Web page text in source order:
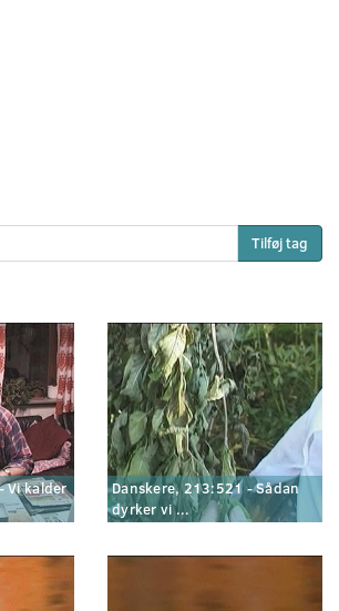
Tilføj tag
Vi kalder
Danskere, 213:521 - Sådan
dyrker vi ...